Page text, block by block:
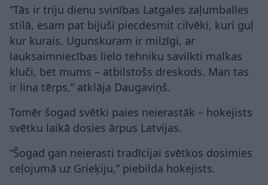
“Tās ir triju dienu svinības Latgales zaļumballes
stilā, esam pat bijuši piecdesmit cilvēki, kuri guļ
kur kurais. Ugunskuram ir milzīgi, ar
lauksaimniecības lielo tehniku savilkti malkas
kluči, bet mums – atbilstošs dreskods. Man tas
ir lina tērps,” atklāja Daugaviņš.
Tomēr šogad svētki paies neierastāk – hokejists
svētku laikā dosies ārpus Latvijas.
“Šogad gan neierasti tradīcijai svētkos dosimies
ceļojumā uz Grieķiju,” piebilda hokejists.